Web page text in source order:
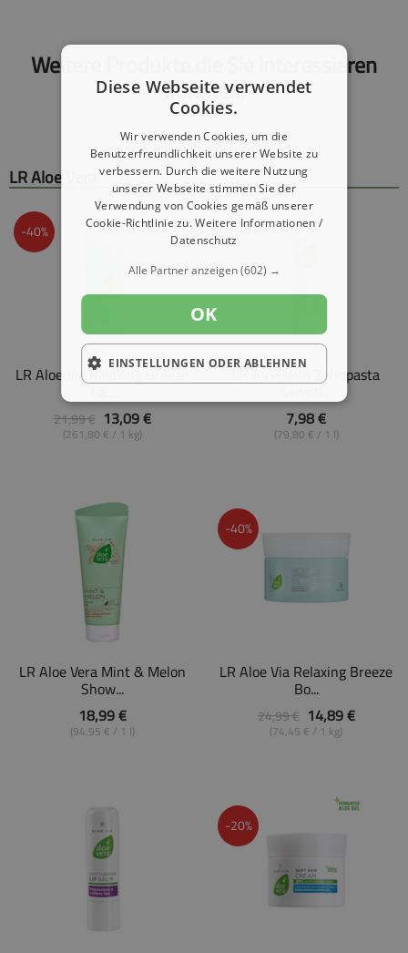
Weitere Produkte die Sie interessieren
könnten:
LR Aloe Vera
LR Aloe Via Relaxing Breeze
Fa...
-40%
21,99 € 13,09 €
(261,80 € / 1 kg)
LR Aloe Vera Zahnpasta
Sensiti...
7,98 €
(79,80 € / 1 l)
LR Aloe Vera Mint & Melon
Show...
18,99 €
(94,95 € / 1 l)
LR Aloe Via Relaxing Breeze
Bo...
-40%
24,99 € 14,89 €
(74,45 € / 1 kg)
-20%
Diese Webseite verwendet
Cookies.
Wir verwenden Cookies, um die
Benutzerfreundlichkeit unserer Website zu
verbessern. Durch die weitere Nutzung
unserer Webseite stimmen Sie der
Verwendung von Cookies gemäß unserer
Cookie-Richtlinie zu.Weitere Informationen /
Datenschutz
Alle Partner anzeigen(602) →
OK
EINSTELLUNGEN ODER ABLEHNEN